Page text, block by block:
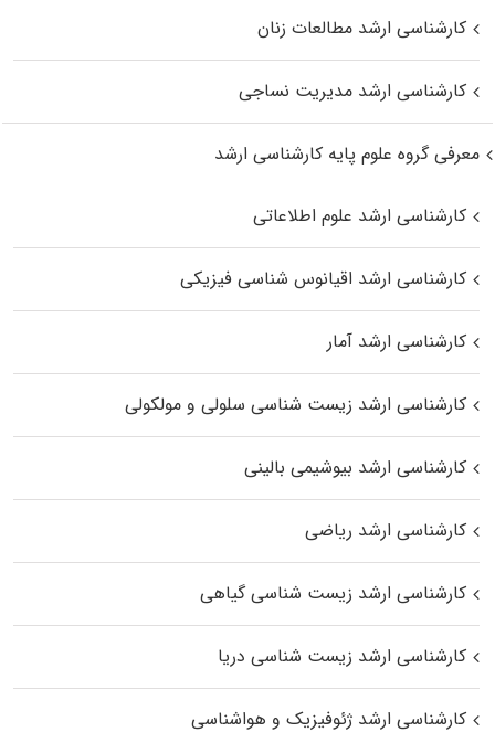
کارشناسی ارشد مطالعات زنان
کارشناسی ارشد مدیریت نساجی
معرفی گروه علوم پایه کارشناسی ارشد
کارشناسی ارشد علوم اطلاعاتی
کارشناسی ارشد اقیانوس‌ شناسی فیزیکی
کارشناسی ارشد آمار
کارشناسی ارشد زیست شناسی سلولی و مولکولی
کارشناسی ارشد بیوشیمی بالینی
کارشناسی ارشد ریاضی
کارشناسی ارشد زیست‌ شناسی گیاهی
کارشناسی ارشد زیست‌ شناسی دریا
کارشناسی ارشد ژئوفیزیک و هواشناسی